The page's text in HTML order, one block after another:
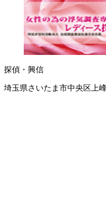
探偵・興信
埼玉県さいたま市中央区上